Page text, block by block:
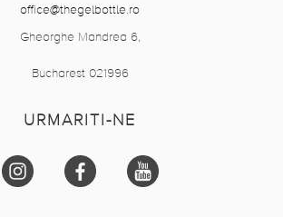
office@thegelbottle.ro
Gheorghe Mandrea 6,
Bucharest 021996
URMARITI-NE